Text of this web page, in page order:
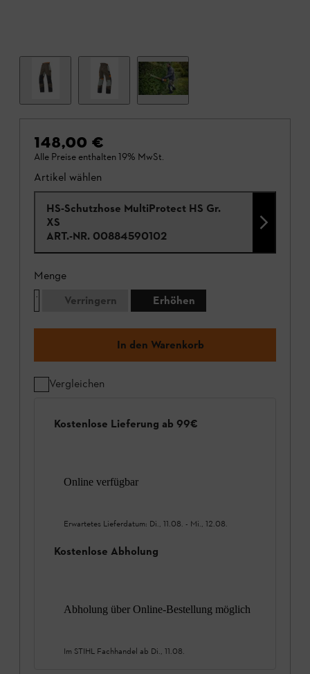
148,00 €
Alle Preise enthalten 19% MwSt.
Artikel wählen
HS-Schutzhose MultiProtect HS Gr.
XS
ART.-NR. 00884590102
Menge
Verringern
Erhöhen
In den Warenkorb
Vergleichen
Kostenlose Lieferung ab 99€
Online verfügbar
Erwartetes Lieferdatum: Di., 11.08. - Mi., 12.08.
Kostenlose Abholung
Abholung über Online-Bestellung möglich
Im STIHL Fachhandel ab Di., 11.08.